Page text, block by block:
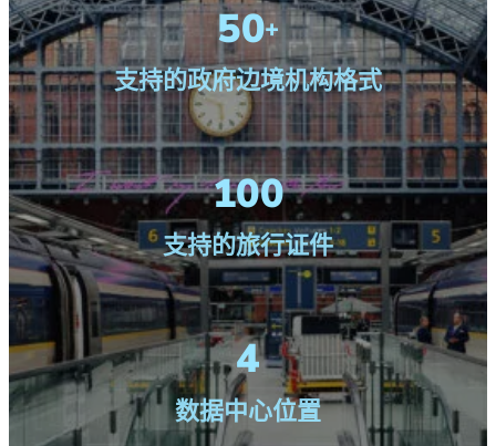
50+
支持的政府边境机构格式
100
支持的旅行证件
4
数据中心位置